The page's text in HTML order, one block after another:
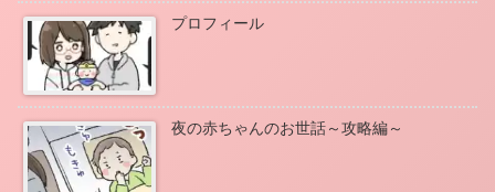
プロフィール
夜の赤ちゃんのお世話～攻略編～